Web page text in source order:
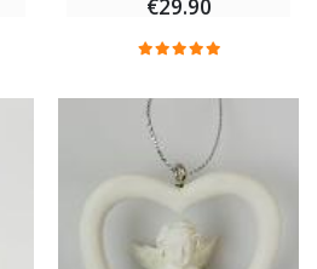
€29.90